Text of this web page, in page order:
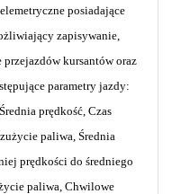
posiadające
zapisywanie,
kursantów oraz
parametry jazdy:
prędkość, Czas
paliwa, Średnia
prędkości do średniego
paliwa, Chwilowe